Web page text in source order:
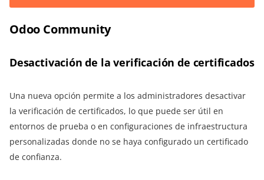
Odoo Community
Desactivación de la verificación de certificados
Una nueva opción permite a los administradores desactivar
la verificación de certificados, lo que puede ser útil en
entornos de prueba o en configuraciones de infraestructura
personalizadas donde no se haya configurado un certificado
de confianza.